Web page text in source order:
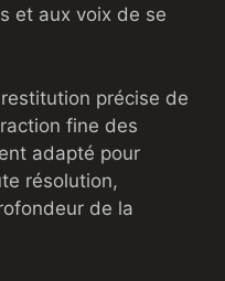
et aux voix de se
précise de
fine des
adapté pour
résolution,
de la